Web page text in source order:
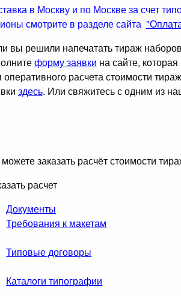
в Москву и по Москве за счет
смотрите в разделе сайта
вы решили напечатать тираж
форму заявки на сайте,
оперативного расчета стоимости
здесь. Или свяжитесь с одним из
заказать расчёт стоимости
расчет
Документы
Требования к макетам
Типовые договоры
Каталоги типографии